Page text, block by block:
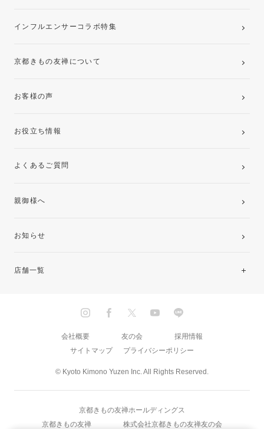
インフルエンサーコラボ特集
京都きもの友禅について
お客様の声
お役立ち情報
よくあるご質問
親御様へ
お知らせ
店舗一覧
© Kyoto Kimono Yuzen Inc. All Rights Reserved.
会社概要 友の会
採用情報
サイトマップ
プライバシーポリシー
京都きもの友禅ホールディングス
京都きもの友禅
株式会社京都きもの友禅友の会